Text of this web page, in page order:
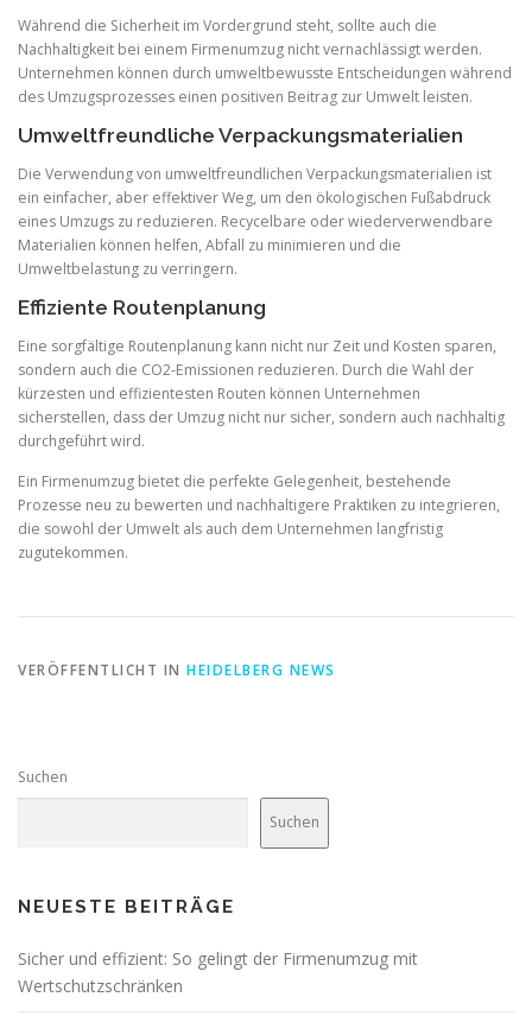
Während die Sicherheit im Vordergrund steht, sollte auch die
Nachhaltigkeit bei einem Firmenumzug nicht vernachlässigt werden.
Unternehmen können durch umweltbewusste Entscheidungen während
des Umzugsprozesses einen positiven Beitrag zur Umwelt leisten.
Umweltfreundliche Verpackungsmaterialien
Die Verwendung von umweltfreundlichen Verpackungsmaterialien ist
ein einfacher, aber effektiver Weg, um den ökologischen Fußabdruck
eines Umzugs zu reduzieren. Recycelbare oder wiederverwendbare
Materialien können helfen, Abfall zu minimieren und die
Umweltbelastung zu verringern.
Effiziente Routenplanung
Eine sorgfältige Routenplanung kann nicht nur Zeit und Kosten sparen,
sondern auch die CO2-Emissionen reduzieren. Durch die Wahl der
kürzesten und effizientesten Routen können Unternehmen
sicherstellen, dass der Umzug nicht nur sicher, sondern auch nachhaltig
durchgeführt wird.
Ein Firmenumzug bietet die perfekte Gelegenheit, bestehende
Prozesse neu zu bewerten und nachhaltigere Praktiken zu integrieren,
die sowohl der Umwelt als auch dem Unternehmen langfristig
zugutekommen.
VERÖFFENTLICHT IN HEIDELBERG NEWS
Suchen
Suchen
NEUESTE BEITRÄGE
Sicher und effizient: So gelingt der Firmenumzug mit
Wertschutzschränken